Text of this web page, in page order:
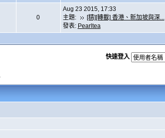
0
Aug 23 2015, 17:33
主題:
[精][轉載] 香港、新加坡與深...
發表: Pearltea
快速登入